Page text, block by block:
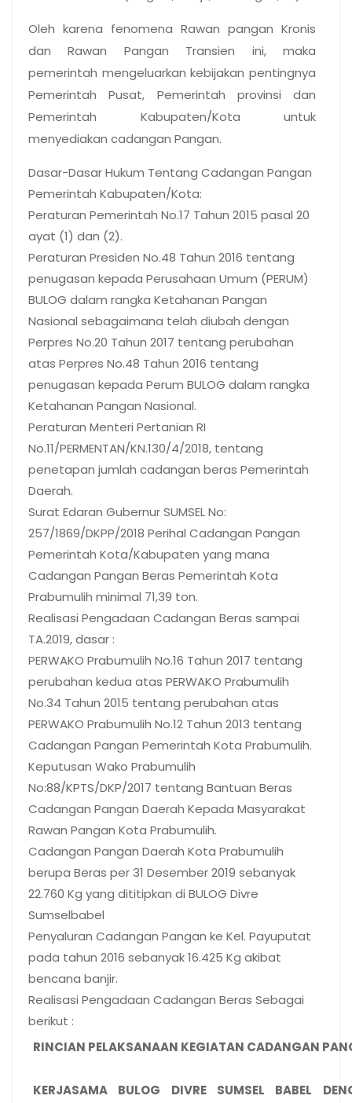
Oleh karena fenomena Rawan pangan Kronis
dan Rawan Pangan Transien ini, maka
pemerintah mengeluarkan kebijakan pentingnya
Pemerintah Pusat, Pemerintah provinsi dan
Pemerintah Kabupaten/Kota untuk
menyediakan cadangan Pangan.
Dasar-Dasar Hukum Tentang Cadangan Pangan
Pemerintah Kabupaten/Kota:
Peraturan Pemerintah No.17 Tahun 2015 pasal 20
ayat (1) dan (2).
Peraturan Presiden No.48 Tahun 2016 tentang
penugasan kepada Perusahaan Umum (PERUM)
BULOG dalam rangka Ketahanan Pangan
Nasional sebagaimana telah diubah dengan
Perpres No.20 Tahun 2017 tentang perubahan
atas Perpres No.48 Tahun 2016 tentang
penugasan kepada Perum BULOG dalam rangka
Ketahanan Pangan Nasional.
Peraturan Menteri Pertanian RI
No.11/PERMENTAN/KN.130/4/2018, tentang
penetapan jumlah cadangan beras Pemerintah
Daerah.
Surat Edaran Gubernur SUMSEL No:
257/1869/DKPP/2018 Perihal Cadangan Pangan
Pemerintah Kota/Kabupaten yang mana
Cadangan Pangan Beras Pemerintah Kota
Prabumulih minimal 71,39 ton.
Realisasi Pengadaan Cadangan Beras sampai
TA.2019, dasar :
PERWAKO Prabumulih No.16 Tahun 2017 tentang
perubahan kedua atas PERWAKO Prabumulih
No.34 Tahun 2015 tentang perubahan atas
PERWAKO Prabumulih No.12 Tahun 2013 tentang
Cadangan Pangan Pemerintah Kota Prabumulih.
Keputusan Wako Prabumulih
No:88/KPTS/DKP/2017 tentang Bantuan Beras
Cadangan Pangan Daerah Kepada Masyarakat
Rawan Pangan Kota Prabumulih.
Cadangan Pangan Daerah Kota Prabumulih
berupa Beras per 31 Desember 2019 sebanyak
22.760 Kg yang dititipkan di BULOG Divre
Sumselbabel
Penyaluran Cadangan Pangan ke Kel. Payuputat
pada tahun 2016 sebanyak 16.425 Kg akibat
bencana banjir.
Realisasi Pengadaan Cadangan Beras Sebagai
berikut :
RINCIAN PELAKSANAAN KEGIATAN CADANGAN
KERJASAMA BULOG DIVRE SUMSEL BABEL